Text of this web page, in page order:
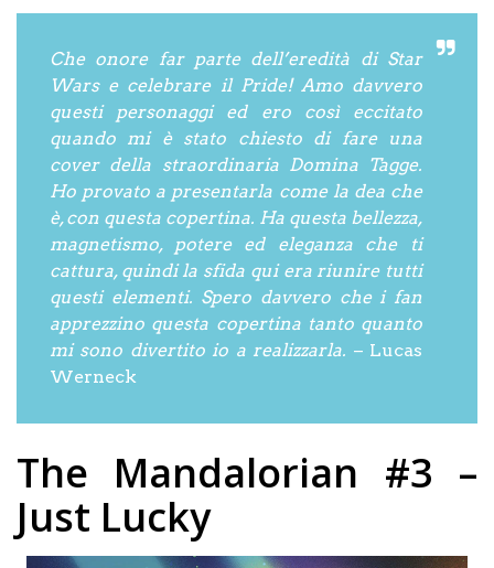
Che onore far parte dell’eredità di Star
Wars e celebrare il Pride! Amo davvero
questi personaggi ed ero così eccitato
quando mi è stato chiesto di fare una
cover della straordinaria Domina Tagge.
Ho provato a presentarla come la dea che
è, con questa copertina. Ha questa bellezza,
magnetismo, potere ed eleganza che ti
cattura, quindi la sfida qui era riunire tutti
questi elementi. Spero davvero che i fan
apprezzino questa copertina tanto quanto
mi sono divertito io a realizzarla. – Lucas
Werneck
The Mandalorian #3 –
Just Lucky